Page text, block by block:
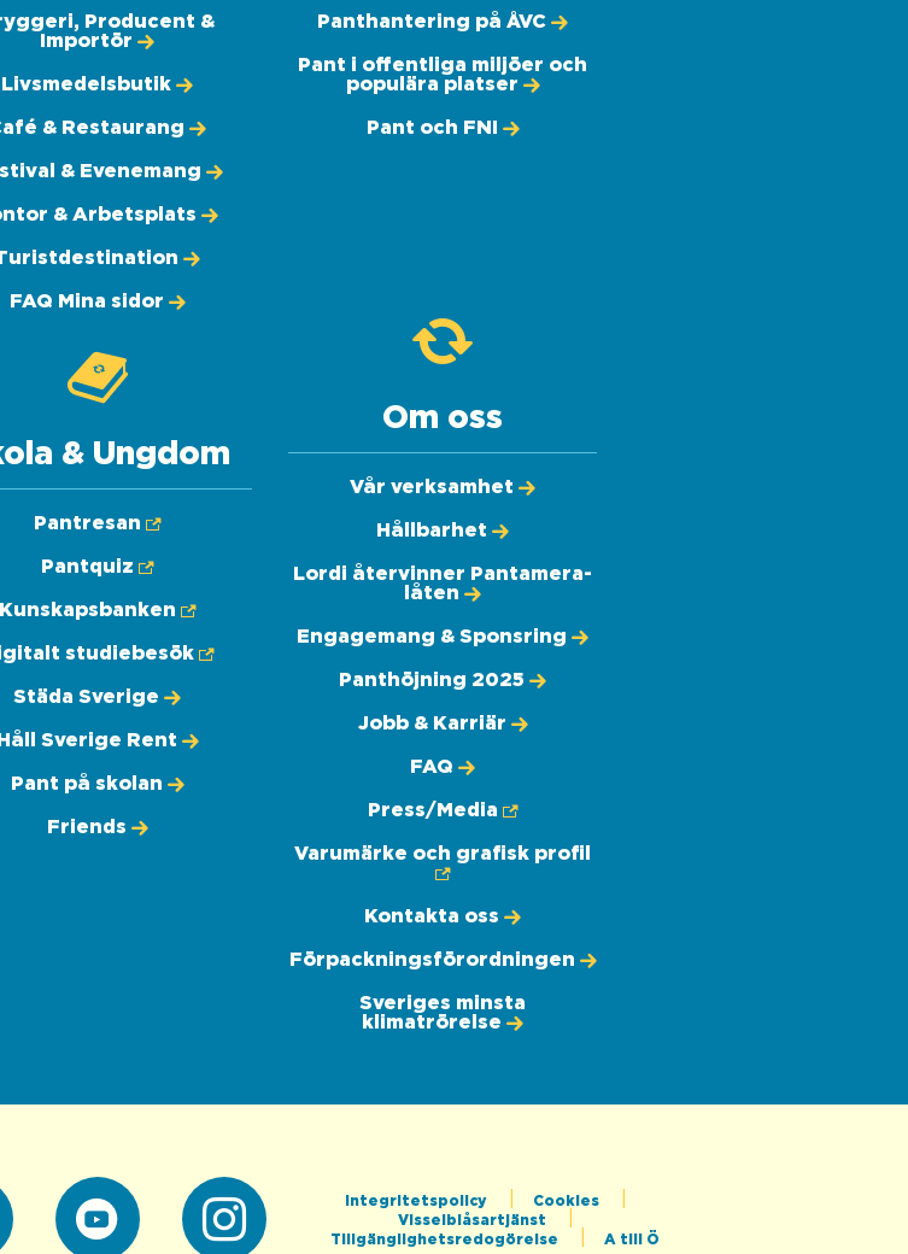
Producent &
Importör
Livsmedelsbutik
& Restaurang
& Evenemang
& Arbetsplats
FAQ Mina sidor
Panthantering på ÅVC
Pant i offentliga miljöer och
populära platser
Pant och FNI
& Ungdom
Pantresan
Pantquiz
Kunskapsbanken
studiebesök
Städa Sverige
Håll Sverige Rent
Pant på skolan
Friends
Om oss
Vår verksamhet
Hållbarhet
Lordi återvinner Pantamera-
låten
Engagemang & Sponsring
Panthöjning 2025
Jobb & Karriär
FAQ
Press/Media
Varumärke och grafisk profil
Kontakta oss
Förpackningsförordningen
Sveriges minsta
klimatrörelse
Integritetspolicy
Cookies
Visselblåsartjänst
Tillgänglighetsredogörelse
A till Ö